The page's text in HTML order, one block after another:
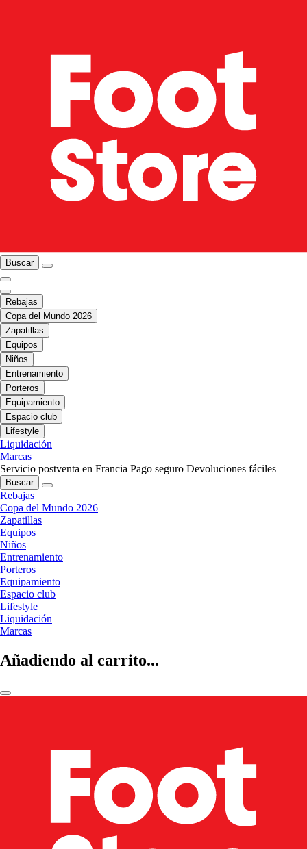
Buscar
Rebajas
Copa del Mundo 2026
Zapatillas
Equipos
Niños
Entrenamiento
Porteros
Equipamiento
Espacio club
Lifestyle
Liquidación
Marcas
Servicio postventa en Francia Pago seguro Devoluciones fáciles
Buscar
Rebajas
Copa del Mundo 2026
Zapatillas
Equipos
Niños
Entrenamiento
Porteros
Equipamiento
Espacio club
Lifestyle
Liquidación
Marcas
Añadiendo al carrito...